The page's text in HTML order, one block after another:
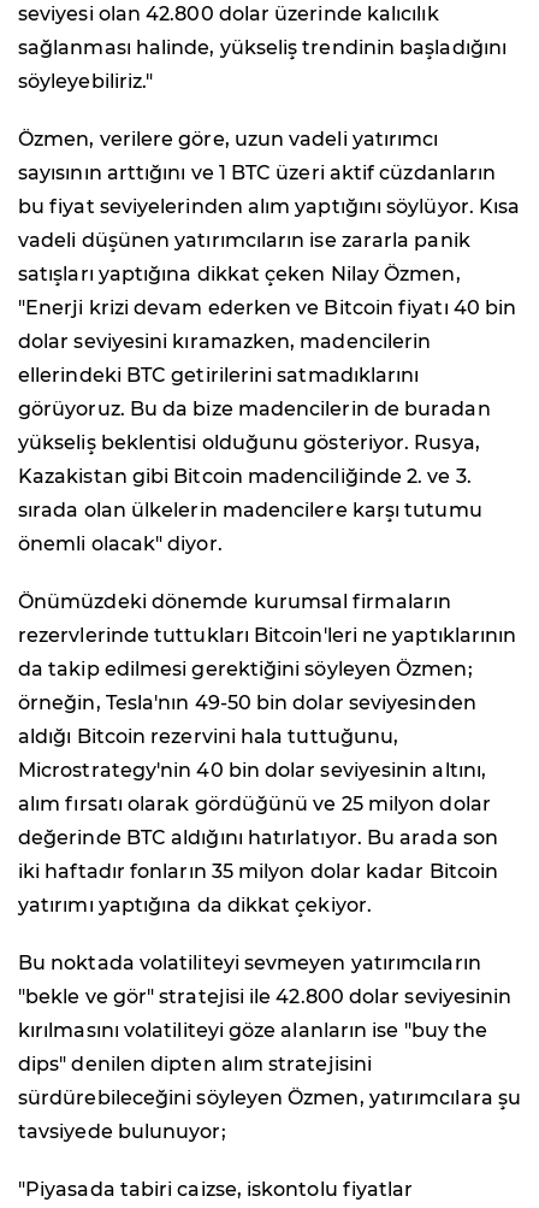
seviyesi olan 42.800 dolar üzerinde kalıcılık
sağlanması halinde, yükseliş trendinin başladığını
söyleyebiliriz."
Özmen, verilere göre, uzun vadeli yatırımcı
sayısının arttığını ve 1 BTC üzeri aktif cüzdanların
bu fiyat seviyelerinden alım yaptığını söylüyor. Kısa
vadeli düşünen yatırımcıların ise zararla panik
satışları yaptığına dikkat çeken Nilay Özmen,
"Enerji krizi devam ederken ve Bitcoin fiyatı 40 bin
dolar seviyesini kıramazken, madencilerin
ellerindeki BTC getirilerini satmadıklarını
görüyoruz. Bu da bize madencilerin de buradan
yükseliş beklentisi olduğunu gösteriyor. Rusya,
Kazakistan gibi Bitcoin madenciliğinde 2. ve 3.
sırada olan ülkelerin madencilere karşı tutumu
önemli olacak" diyor.
Önümüzdeki dönemde kurumsal firmaların
rezervlerinde tuttukları Bitcoin'leri ne yaptıklarının
da takip edilmesi gerektiğini söyleyen Özmen;
örneğin, Tesla'nın 49-50 bin dolar seviyesinden
aldığı Bitcoin rezervini hala tuttuğunu,
Microstrategy'nin 40 bin dolar seviyesinin altını,
alım fırsatı olarak gördüğünü ve 25 milyon dolar
değerinde BTC aldığını hatırlatıyor. Bu arada son
iki haftadır fonların 35 milyon dolar kadar Bitcoin
yatırımı yaptığına da dikkat çekiyor.
Bu noktada volatiliteyi sevmeyen yatırımcıların
"bekle ve gör" stratejisi ile 42.800 dolar seviyesinin
kırılmasını volatiliteyi göze alanların ise "buy the
dips" denilen dipten alım stratejisini
sürdürebileceğini söyleyen Özmen, yatırımcılara şu
tavsiyede bulunuyor;
"Piyasada tabiri caizse, iskontolu fiyatlar